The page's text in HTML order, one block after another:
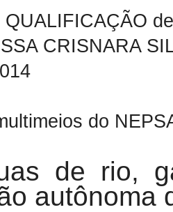
QUALIFICAÇÃO
CRISNARA
do
de rio,
autônoma